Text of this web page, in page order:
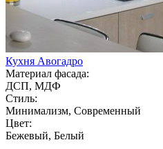
Кухня Авогадро
Материал фасада:
ДСП, МДФ
Стиль:
Минимализм, Современный
Цвет:
Бежевый, Белый